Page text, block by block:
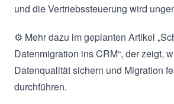
und die Vertriebssteuerung wird
⚙️ Mehr dazu im geplanten Artikel
Datenmigration ins CRM“, der zeigt,
Datenqualität sichern und Migration
durchführen.